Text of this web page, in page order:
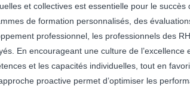
et collectives est essentielle pour le
de formation personnalisés, des
professionnel, les professionnels des
En encourageant une culture de
et les capacités individuelles, tout en
proactive permet d’optimiser les